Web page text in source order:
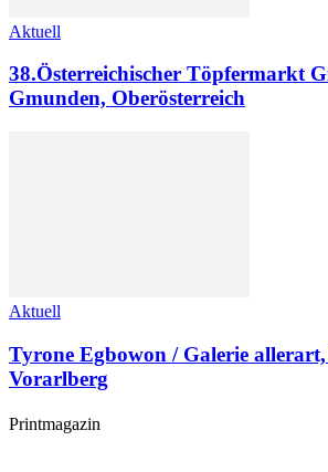
Aktuell
38.Österreichischer Töpfermarkt
Gmunden, Oberösterreich
Aktuell
Tyrone Egbowon / Galerie
Vorarlberg
Printmagazin